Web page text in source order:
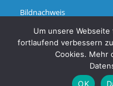
Bildnachweis
Um unsere
fortlaufend verbessern
Cookies. Mehr
OK